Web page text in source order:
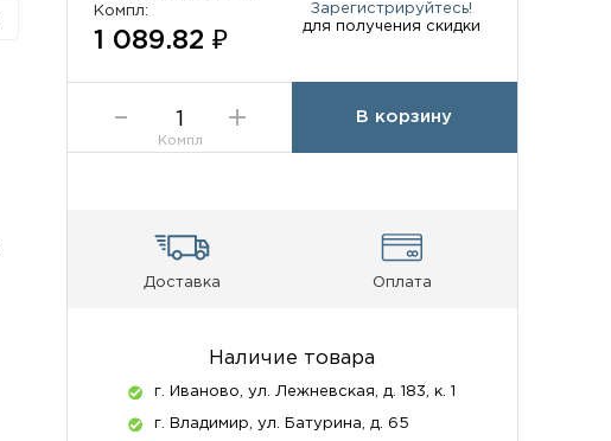
Компл:
1 089.82 ₽
Зарегистрируйтесь!
для получения скидки
Компл
В корзину
Доставка Оплата
Наличие товара
г. Иваново, ул. Лежневская, д. 183, к. 1
г. Владимир, ул. Батурина, д. 65